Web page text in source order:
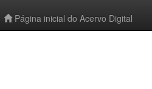
Página inicial do Acervo Digital